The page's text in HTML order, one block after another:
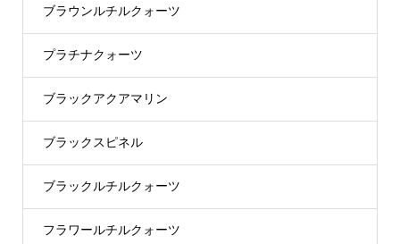
ブラウンルチルクォーツ
プラチナクォーツ
ブラックアクアマリン
ブラックスピネル
ブラックルチルクォーツ
フラワールチルクォーツ